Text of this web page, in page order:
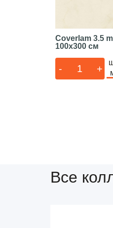
Coverlam 3.5
100x300 см
- +
Все